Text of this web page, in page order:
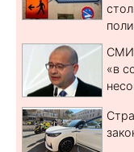
СМИ
«в